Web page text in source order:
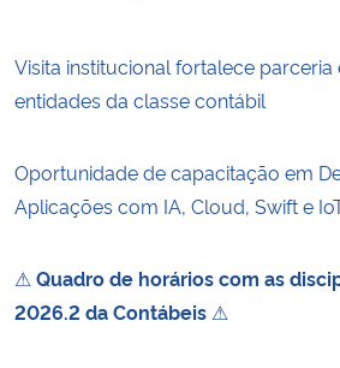
Visita institucional fortalece parceria
entidades da classe contábil
Oportunidade de capacitação em
Aplicações com IA, Cloud, Swift e
⚠ Quadro de horários com as
2026.2 da Contábeis ⚠